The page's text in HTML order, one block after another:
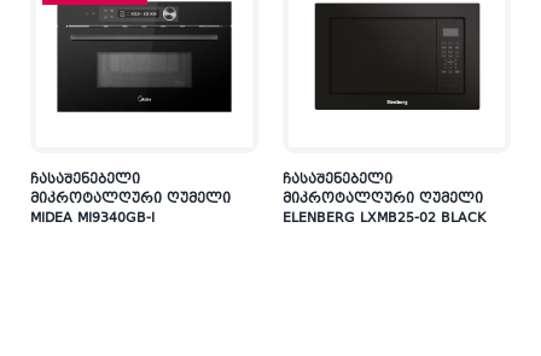
ჩასაშენებელი
მიკროტალღური ღუმელი
MIDEA MI9340GB-I
ჩასაშენებელი
მიკროტალღური ღუმელი
ELENBERG LXMB25-02 BLACK